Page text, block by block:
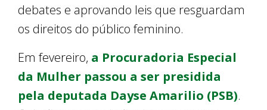
debates e aprovando leis que resguardam
os direitos do público feminino.
Em fevereiro, a Procuradoria Especial
da Mulher passou a ser presidida
pela deputada Dayse Amarilio (PSB).